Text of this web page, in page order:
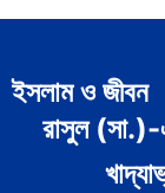
ইসলাম ও জীবন
রাসুল (সা.)-